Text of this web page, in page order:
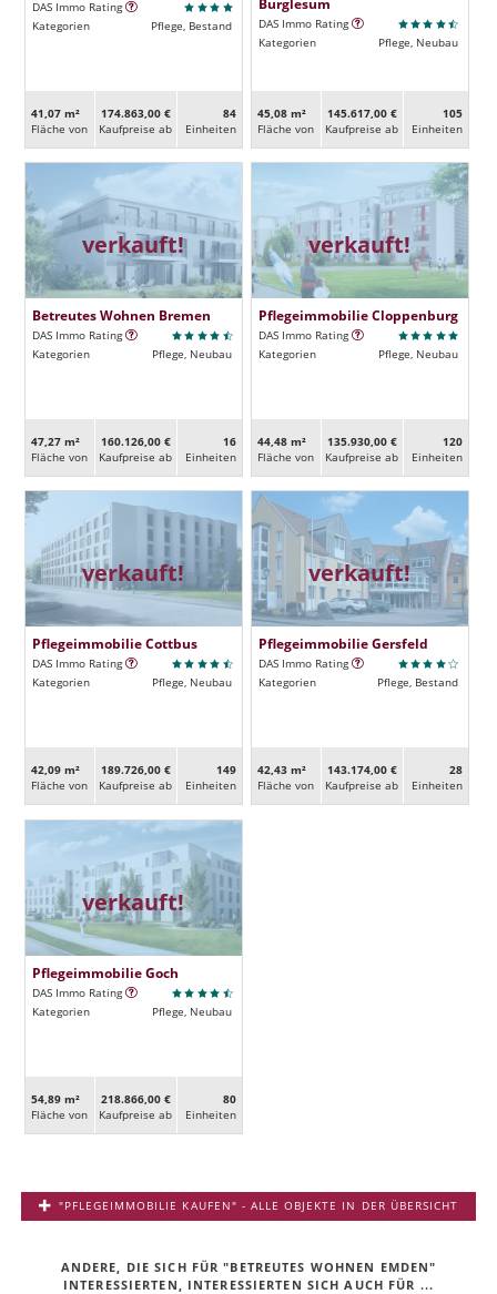
DAS Immo Rating
Kategorien
Pflege, Bestand
41,07 m²
Fläche von
174.863,00 €
Kaufpreise ab
84
Ein­heiten
DAS Immo Rating
Kategorien
Pflege, Neubau
45,08 m²
Fläche von
145.617,00 €
Kaufpreise ab
105
Ein­heiten
verkauft!
Betreutes Wohnen Bremen
DAS Immo Rating
Kategorien
Pflege, Neubau
47,27 m²
Fläche von
160.126,00 €
Kaufpreise ab
16
Ein­heiten
verkauft!
Pflegeimmobilie Cloppenburg
DAS Immo Rating
Kategorien
Pflege, Neubau
44,48 m²
Fläche von
135.930,00 €
Kaufpreise ab
120
Ein­heiten
verkauft!
Pflegeimmobilie Cottbus
DAS Immo Rating
Kategorien
Pflege, Neubau
42,09 m²
Fläche von
189.726,00 €
Kaufpreise ab
149
Ein­heiten
verkauft!
Pflegeimmobilie Gersfeld
DAS Immo Rating
Kategorien
Pflege, Bestand
42,43 m²
Fläche von
143.174,00 €
Kaufpreise ab
28
Ein­heiten
verkauft!
Pflegeimmobilie Goch
DAS Immo Rating
Kategorien
Pflege, Neubau
54,89 m²
Fläche von
218.866,00 €
Kaufpreise ab
80
Ein­heiten
"PFLEGEIMMOBILIE KAUFEN" - ALLE OBJEKTE IN DER ÜBERSICHT
ANDERE, DIE SICH FÜR "BETREUTES WOHNEN EMDEN"
INTERESSIERTEN, INTERESSIERTEN SICH AUCH FÜR ...